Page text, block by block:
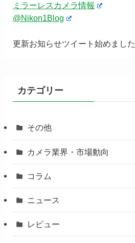
ミラーレスカメラ情報
@Nikon1Blog
更新お知らせツイート始めました
カテゴリー
その他
カメラ業界・市場動向
コラム
ニュース
レビュー